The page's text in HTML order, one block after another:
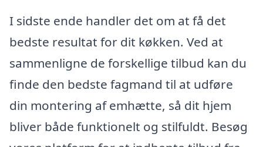
I sidste ende handler det om at få det
bedste resultat for dit køkken. Ved at
sammenligne de forskellige tilbud kan du
finde den bedste fagmand til at udføre
din montering af emhætte, så dit hjem
bliver både funktionelt og stilfuldt. Besøg